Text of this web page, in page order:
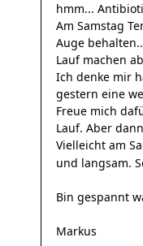
hmm...
Am Samstag
Auge
Lauf machen
Ich denke mir
gestern eine
Freue mich
Lauf. Aber
Vielleicht am
und langsam.
Bin gespannt
Markus